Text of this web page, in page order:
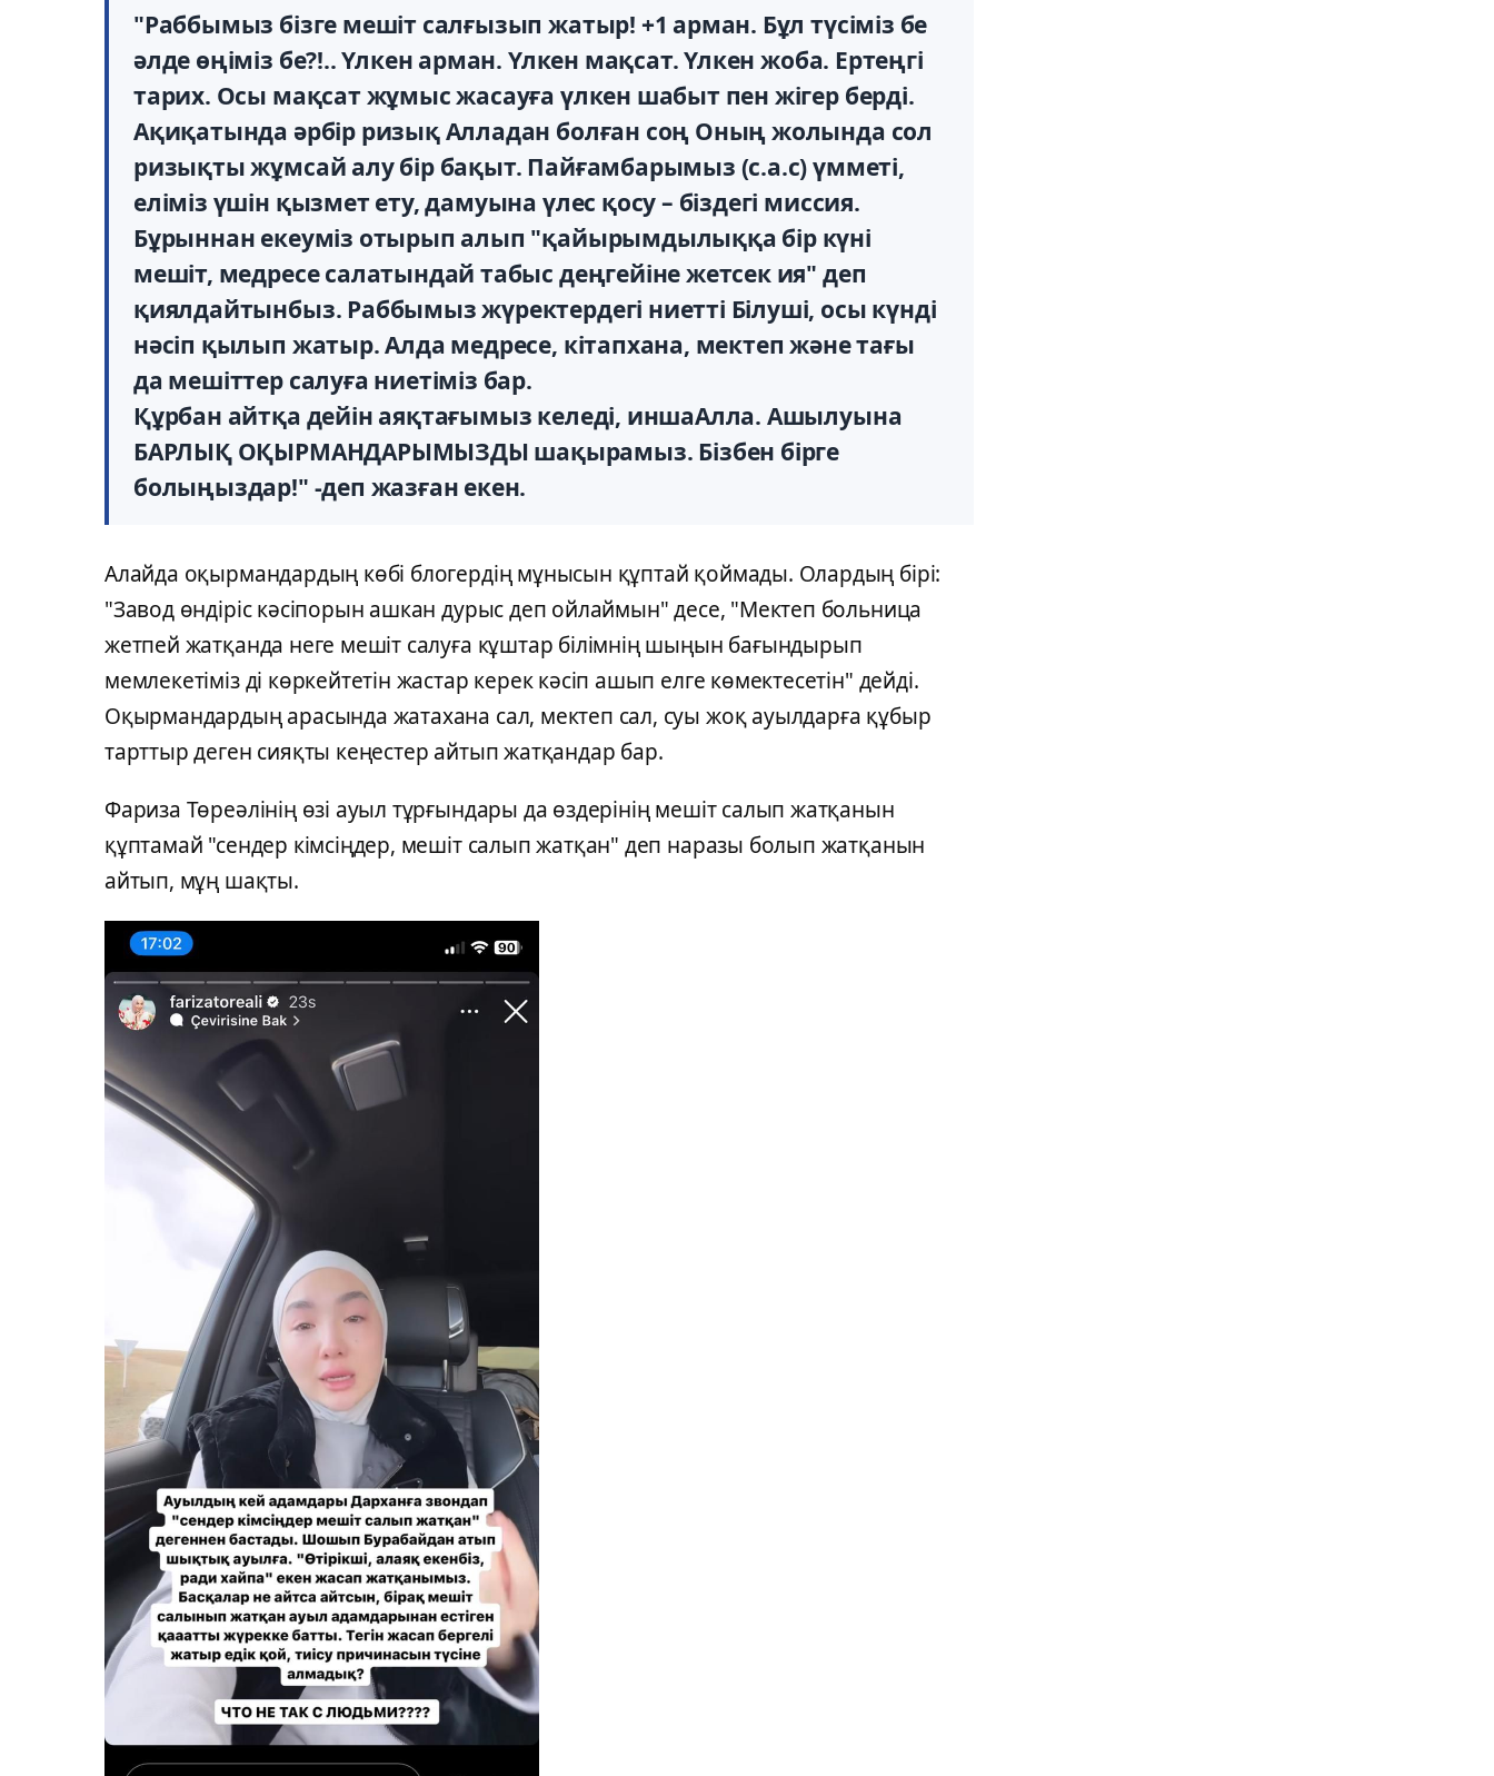
"Раббымыз бізге мешіт салғызып жатыр! +1 арман. Бұл түсіміз бе
әлде өңіміз бе?!.. Үлкен арман. Үлкен мақсат. Үлкен жоба. Ертеңгі
тарих. Осы мақсат жұмыс жасауға үлкен шабыт пен жігер берді.
Ақиқатында әрбір ризық Алладан болған соң Оның жолында сол
ризықты жұмсай алу бір бақыт. Пайғамбарымыз (с.а.с) үмметі,
еліміз үшін қызмет ету, дамуына үлес қосу – біздегі миссия.
Бұрыннан екеуміз отырып алып "қайырымдылыққа бір күні
мешіт, медресе салатындай табыс деңгейіне жетсек ия" деп
қиялдайтынбыз. Раббымыз жүректердегі ниетті Білуші, осы күнді
нәсіп қылып жатыр. Алда медресе, кітапхана, мектеп және тағы
да мешіттер салуға ниетіміз бар.
Құрбан айтқа дейін аяқтағымыз келеді, иншаАлла. Ашылуына
БАРЛЫҚ ОҚЫРМАНДАРЫМЫЗДЫ шақырамыз. Бізбен бірге
болыңыздар!" -деп жазған екен.
Алайда оқырмандардың көбі блогердің мұнысын құптай қоймады. Олардың бірі:
"Завод өндіріс кәсіпорын ашкан дурыс деп ойлаймын" десе, "Мектеп больница
жетпей жатқанда неге мешіт салуға кұштар білімнің шыңын бағындырып
мемлекетіміз ді көркейтетін жастар керек кәсіп ашып елге көмектесетін" дейді.
Оқырмандардың арасында жатахана сал, мектеп сал, суы жоқ ауылдарға құбыр
тарттыр деген сияқты кеңестер айтып жатқандар бар.
Фариза Төреәлінің өзі ауыл тұрғындары да өздерінің мешіт салып жатқанын
құптамай "сендер кімсіңдер, мешіт салып жатқан" деп наразы болып жатқанын
айтып, мұң шақты.